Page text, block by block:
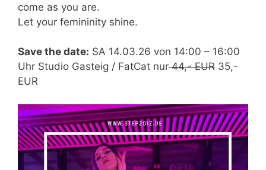
come as you are.
Let your femininity shine.
Save the date: SA 14.03.26 von 14:00 – 16:00
Uhr Studio Gasteig / FatCat nur44,- EUR 35,-
EUR